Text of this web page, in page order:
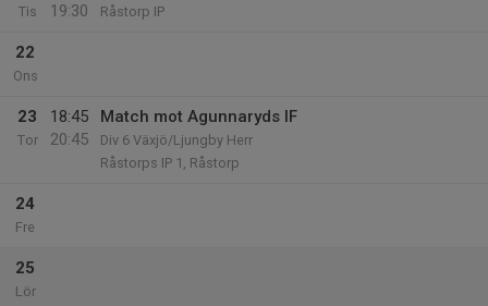
Tis
19:30
Råstorp IP
22
Ons
23
Tor
18:45
20:45
Match mot Agunnaryds IF
Div 6 Växjö/Ljungby Herr
Råstorps IP 1, Råstorp
24
Fre
25
Lör